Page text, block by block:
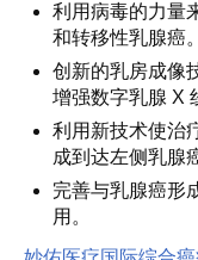
利用病毒的力量
和转移性乳腺癌。
创新的乳房成像
增强数字乳腺 X
利用新技术使治
成到达左侧乳腺
完善与乳腺癌形
用。